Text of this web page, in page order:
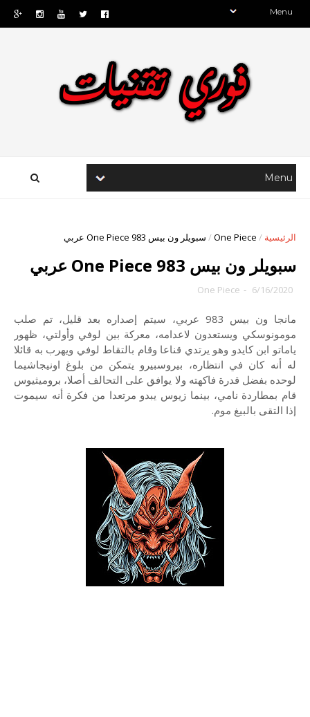
الرئيسية /
One Piece
/ سبويلر ون بيس One Piece 983 عربي
سبويلر ون بيس One Piece 983 عربي
6/16/2020
-
One Piece
مانجا ون بيس 983 عربي، سيتم إصداره بعد قليل، تم صلب
مومونوسكي ويستعدون لاعدامه، معركة بين لوفي وأولتي، ظهور
ياماتو ابن كايدو وهو يرتدي قناعا وقام بالتقاط لوفي ويهرب به قائلا
له أنه كان في انتظاره، بيروسبيرو يتمكن من بلوغ اونيجاشيما
لوحده بفضل قدرة فاكهته ولا يوافق على التحالف أصلا، بروميثيوس
قام بمطاردة نامي، بينما زيوس يبدو مرتعدا من فكرة أنه سيموت
إذا التقى بالبيغ موم.